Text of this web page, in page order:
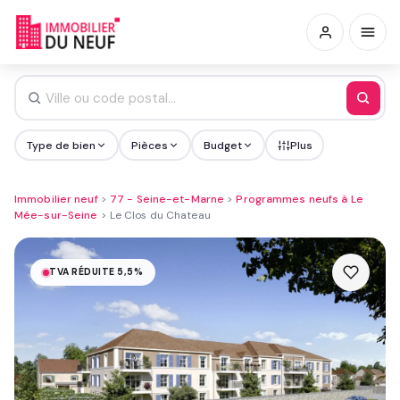
Type de bien Pièces Budget Plus
Immobilier neuf> 77 - Seine-et-Marne >Programmes neufs à Le
Mée-sur-Seine > Le Clos du Chateau
TVA RÉDUITE 5,5%